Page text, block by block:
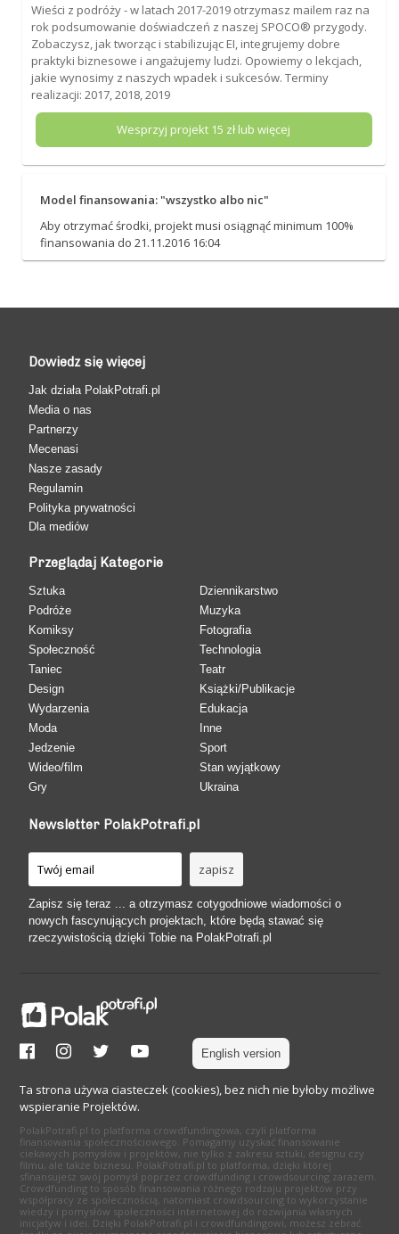
Wieści z podróży - w latach 2017-2019 otrzymasz mailem raz na
rok podsumowanie doświadczeń z naszej SPOCO® przygody.
Zobaczysz, jak tworząc i stabilizując EI, integrujemy dobre
praktyki biznesowe i angażujemy ludzi. Opowiemy o lekcjach,
jakie wynosimy z naszych wpadek i sukcesów. Terminy
realizacji: 2017, 2018, 2019
Wesprzyj projekt 15 zł lub więcej
Model finansowania: "wszystko albo nic"
Aby otrzymać środki, projekt musi osiągnąć minimum 100%
finansowania do 21.11.2016 16:04
Dowiedz się więcej
Jak działa PolakPotrafi.pl
Media o nas
Partnerzy
Mecenasi
Nasze zasady
Regulamin
Polityka prywatności
Dla mediów
Przeglądaj Kategorie
Sztuka
Podróże
Komiksy
Społeczność
Taniec
Design
Wydarzenia
Moda
Jedzenie
Wideo/film
Gry
Dziennikarstwo
Muzyka
Fotografia
Technologia
Teatr
Książki/Publikacje
Edukacja
Inne
Sport
Stan wyjątkowy
Ukraina
Newsletter PolakPotrafi.pl
Zapisz się teraz ... a otrzymasz cotygodniowe wiadomości o
nowych fascynujących projektach, które będą stawać się
rzeczywistością dzięki Tobie na PolakPotrafi.pl
English version
Ta strona używa ciasteczek (cookies), bez nich nie byłoby możliwe
wspieranie Projektów.
PolakPotrafi.pl to platforma crowdfundingowa, czyli platforma
finansowania społecznościowego. Pomagamy uzyskać finansowanie
ciekawych pomysłów i projektów, nie tylko z zakresu sztuki, designu czy
filmu, ale także biznesu. PolakPotrafi.pl to platforma, dzięki której
sfinansujesz swój pomysł poprzez crowdfunding i crowdsourcing zarazem.
Crowdfunding to sposób finansowania różnego rodzaju projektów przy
współpracy ze społecznością, natomiast crowdsourcing to wykorzystanie
wiedzy i pomysłów społeczności internetowej do rozwijania własnych
inicjatyw i idei. Dzięki PolakPotrafi.pl i crowdfundingowi, możesz zebrać